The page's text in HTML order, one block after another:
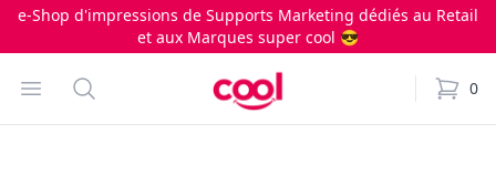
e-Shop d'impressions de Supports Marketing dédiés au Retail
et aux Marques super cool 😎
Open menu
Search
Impression.cool
0
items